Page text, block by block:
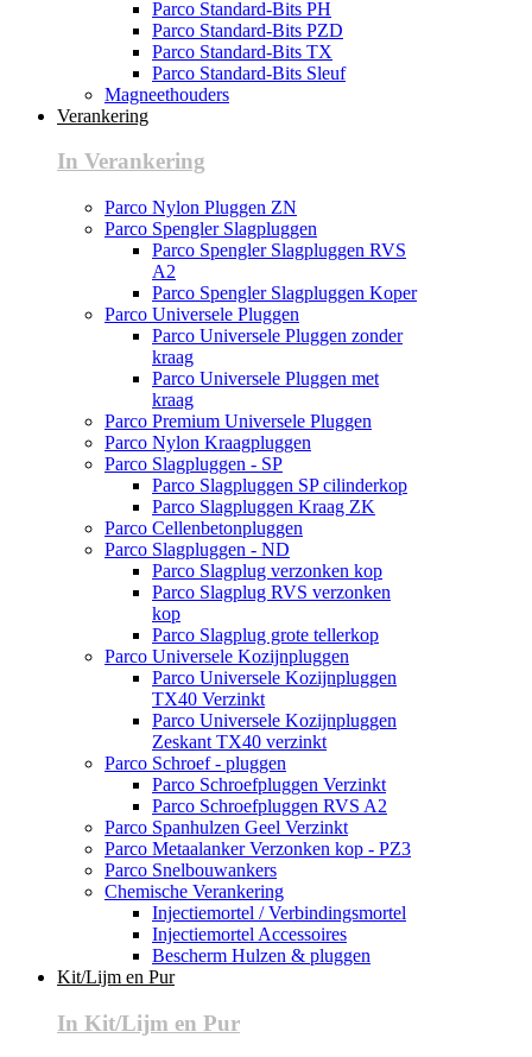
Parco Standard-Bits PH
Parco Standard-Bits PZD
Parco Standard-Bits TX
Parco Standard-Bits Sleuf
Magneethouders
Verankering
In Verankering
Parco Nylon Pluggen ZN
Parco Spengler Slagpluggen
Parco Spengler Slagpluggen RVS
A2
Parco Spengler Slagpluggen Koper
Parco Universele Pluggen
Parco Universele Pluggen zonder
kraag
Parco Universele Pluggen met
kraag
Parco Premium Universele Pluggen
Parco Nylon Kraagpluggen
Parco Slagpluggen - SP
Parco Slagpluggen SP cilinderkop
Parco Slagpluggen Kraag ZK
Parco Cellenbetonpluggen
Parco Slagpluggen - ND
Parco Slagplug verzonken kop
Parco Slagplug RVS verzonken
kop
Parco Slagplug grote tellerkop
Parco Universele Kozijnpluggen
Parco Universele Kozijnpluggen
TX40 Verzinkt
Parco Universele Kozijnpluggen
Zeskant TX40 verzinkt
Parco Schroef - pluggen
Parco Schroefpluggen Verzinkt
Parco Schroefpluggen RVS A2
Parco Spanhulzen Geel Verzinkt
Parco Metaalanker Verzonken kop - PZ3
Parco Snelbouwankers
Chemische Verankering
Injectiemortel / Verbindingsmortel
Injectiemortel Accessoires
Bescherm Hulzen & pluggen
Kit/Lijm en Pur
In Kit/Lijm en Pur